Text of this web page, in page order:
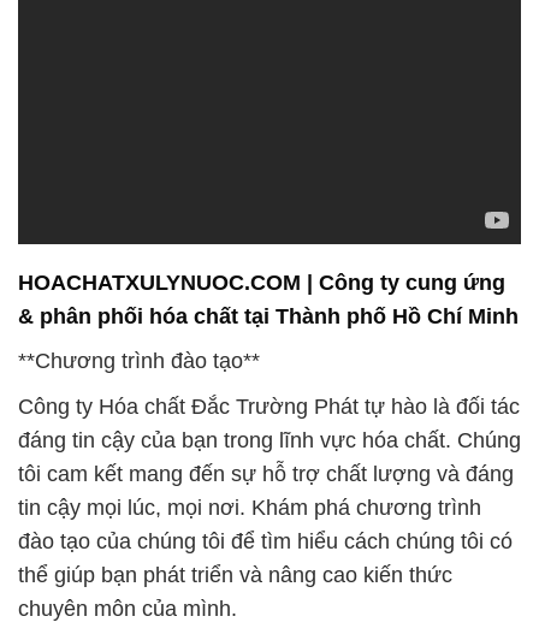
HOACHATXULYNUOC.COM | Công ty cung ứng
& phân phối hóa chất tại Thành phố Hồ Chí Minh
**Chương trình đào tạo**
Công ty Hóa chất Đắc Trường Phát tự hào là đối tác
đáng tin cậy của bạn trong lĩnh vực hóa chất. Chúng
tôi cam kết mang đến sự hỗ trợ chất lượng và đáng
tin cậy mọi lúc, mọi nơi. Khám phá chương trình
đào tạo của chúng tôi để tìm hiểu cách chúng tôi có
thể giúp bạn phát triển và nâng cao kiến thức
chuyên môn của mình.